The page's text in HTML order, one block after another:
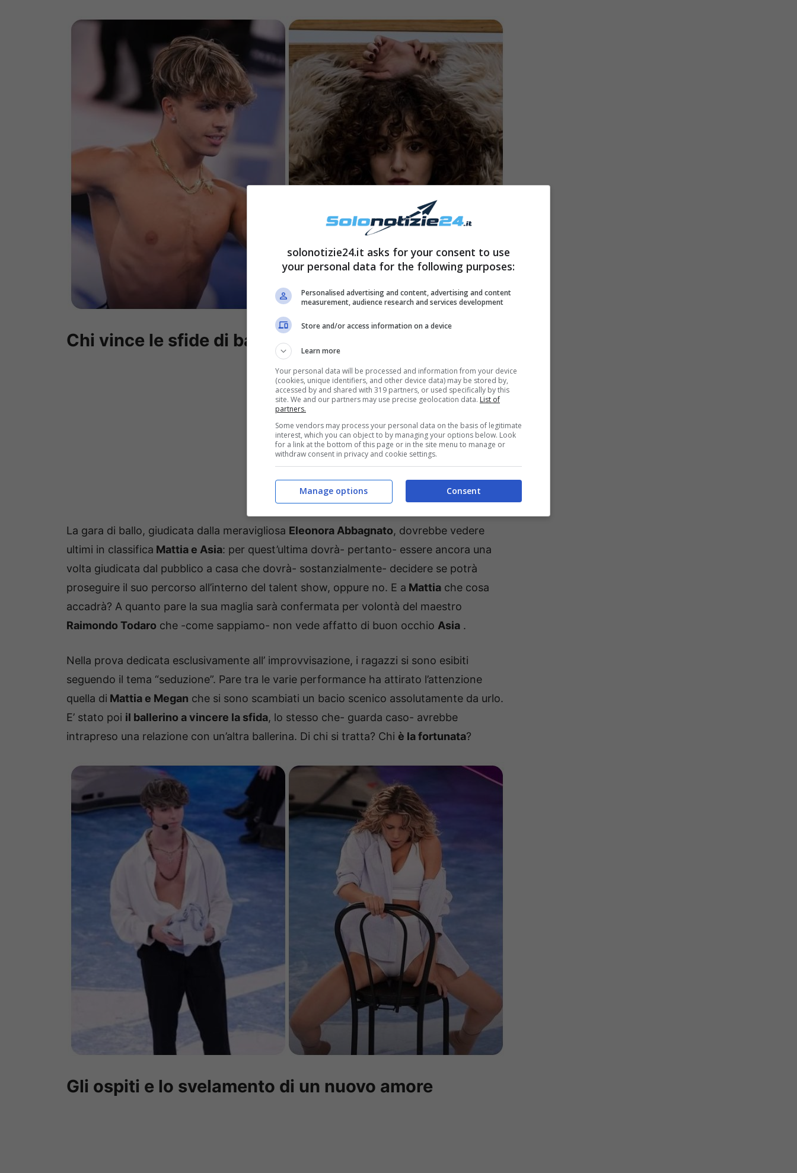
Chi vince le sfide di ballo e…
La gara di ballo, giudicata dalla meravigliosa Eleonora Abbagnato, dovrebbe vedere
ultimi in classifica Mattia e Asia: per quest’ultima dovrà- pertanto- essere ancora una
volta giudicata dal pubblico a casa che dovrà- sostanzialmente- decidere se potrà
proseguire il suo percorso all’interno del talent show, oppure no. E a Mattia che cosa
accadrà? A quanto pare la sua maglia sarà confermata per volontà del maestro
Raimondo Todaro che -come sappiamo- non vede affatto di buon occhio Asia .
Nella prova dedicata esclusivamente all’ improvvisazione, i ragazzi si sono esibiti
seguendo il tema “seduzione”. Pare tra le varie performance ha attirato l’attenzione
quella di Mattia e Megan che si sono scambiati un bacio scenico assolutamente da urlo.
E’ stato poi il ballerino a vincere la sfida, lo stesso che- guarda caso- avrebbe
intrapreso una relazione con un’altra ballerina. Di chi si tratta? Chi è la fortunata?
Gli ospiti e lo svelamento di un nuovo amore
solonotizie24.it asks for your consent to use
your personal data for the following purposes:
Personalised advertising and content, advertising and content
measurement, audience research and services development
Store and/or access information on a device
Learn more
Your personal data will be processed and information from your device
(cookies, unique identifiers, and other device data) may be stored by,
accessed by and shared with 319 partners, or used specifically by this
site. We and our partners may use precise geolocation data. List of
partners.
Some vendors may process your personal data on the basis of legitimate
interest, which you can object to by managing your options below. Look
for a link at the bottom of this page or in the site menu to manage or
withdraw consent in privacy and cookie settings.
Consent
Manage options